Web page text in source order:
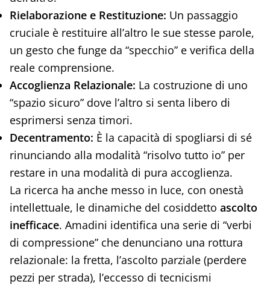
Rielaborazione e Restituzione: Un passaggio
cruciale è restituire all’altro le sue stesse parole,
un gesto che funge da “specchio” e verifica della
reale comprensione.
Accoglienza Relazionale: La costruzione di uno
“spazio sicuro” dove l’altro si senta libero di
esprimersi senza timori.
Decentramento: È la capacità di spogliarsi di sé
rinunciando alla modalità “risolvo tutto io” per
restare in una modalità di pura accoglienza.
La ricerca ha anche messo in luce, con onestà
intellettuale, le dinamiche del cosiddetto ascolto
inefficace. Amadini identifica una serie di “verbi
di compressione” che denunciano una rottura
relazionale: la fretta, l’ascolto parziale (perdere
pezzi per strada), l’eccesso di tecnicismi